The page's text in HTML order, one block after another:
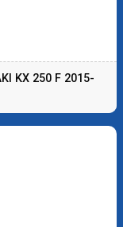
KX 250 F 2015-